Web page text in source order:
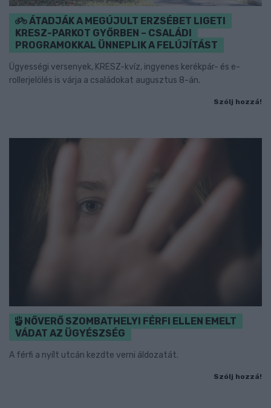
ÁTADJÁK A MEGÚJULT ERZSÉBET LIGETI
KRESZ-PARKOT GYŐRBEN – CSALÁDI
PROGRAMOKKAL ÜNNEPLIK A FELÚJÍTÁST
Ügyességi versenyek, KRESZ-kvíz, ingyenes kerékpár- és e-
rollerjelölés is várja a családokat augusztus 8-án.
Szólj hozzá!
NŐVERŐ SZOMBATHELYI FÉRFI ELLEN EMELT
VÁDAT AZ ÜGYÉSZSÉG
A férfi a nyílt utcán kezdte verni áldozatát.
Szólj hozzá!